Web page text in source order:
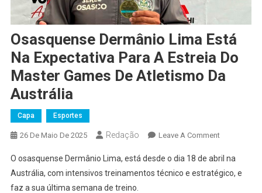
Osasquense Dermânio Lima Está
Na Expectativa Para A Estreia Do
Master Games De Atletismo Da
Austrália
Capa Esportes
26 De Maio De 2025 Redação Leave A CommentOn
Dermânio
Lima
O osasquense Dermânio Lima, está desde o dia 18 de abril na
Austrália, com intensivos treinamentos técnico e estratégico, e
faz a sua última semana de treino.